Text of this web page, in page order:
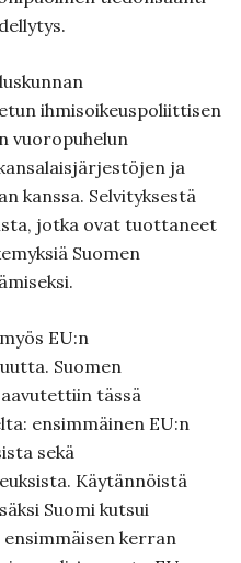
ihmisoikeuspoliittisen
vuoropuhelun
ja
kanssa. Selvityksestä
jotka ovat tuottaneet
Suomen
EU:n
Suomen
tässä
ensimmäinen EU:n
sekä
Käytännöistä
Suomi kutsui
kerran